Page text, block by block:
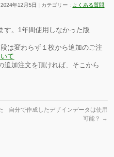
年12月5日 カテゴリー : よくある質問
す。1年間使用しなかった版
は変わらず１枚から追加のご注
て
加注文を頂ければ、そこから
自分で作成したデザインデータは使用
可能？ →